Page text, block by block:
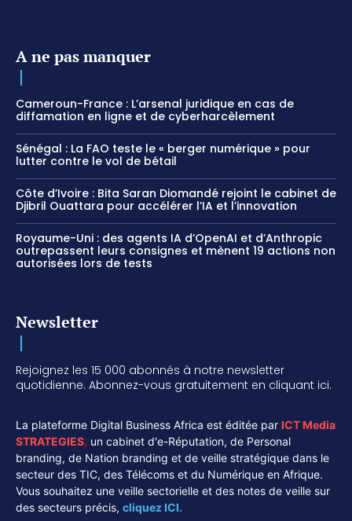
A ne pas manquer
Cameroun-France : L’arsenal juridique en cas de
diffamation en ligne et de cyberharcèlement
Sénégal : La FAO teste le « berger numérique » pour
lutter contre le vol de bétail
Côte d’Ivoire : Bita Saran Diomandé rejoint le cabinet de
Djibril Ouattara pour accélérer l’IA et l’innovation
Royaume-Uni : des agents IA d’OpenAI et d’Anthropic
outrepassent leurs consignes et mènent 19 actions non
autorisées lors de tests
Newsletter
Rejoignez les 15 000 abonnés à notre newsletter
quotidienne. Abonnez-vous gratuitement en cliquant ici.
La plateforme Digital Business Africa est éditée par ICT Media
STRATEGIES, un cabinet d'e-Réputation, de Personal
branding, de Nation branding et de veille stratégique dans le
secteur des TIC, des Télécoms et du Numérique en Afrique.
Vous souhaitez une veille sectorielle et des notes de veille sur
des secteurs précis, cliquez ICI.